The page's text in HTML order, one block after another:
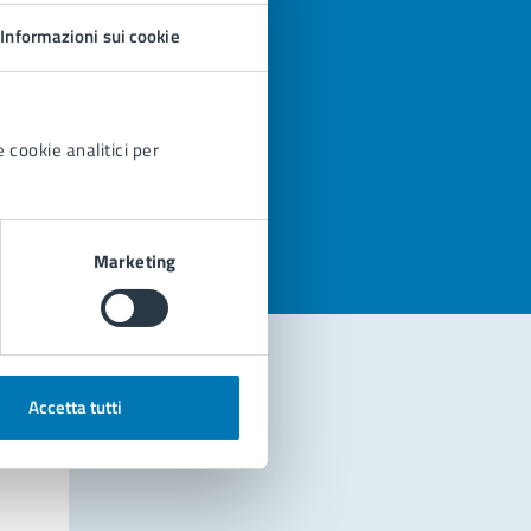
Informazioni sui cookie
cookie analitici per
Marketing
Accetta tutti